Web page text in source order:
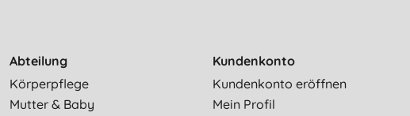
Abteilung
Körperpflege
Mutter & Baby
Kundenkonto
Kundenkonto eröffnen
Mein Profil